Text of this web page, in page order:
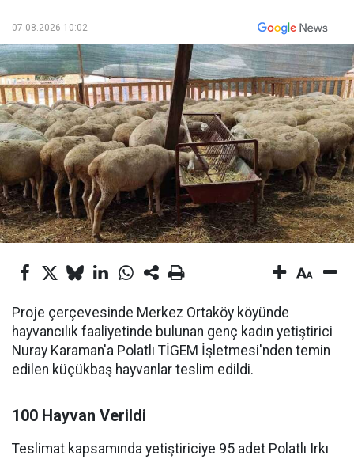
07.08.2026 10:02
Proje çerçevesinde Merkez Ortaköy köyünde
hayvancılık faaliyetinde bulunan genç kadın yetiştirici
Nuray Karaman'a Polatlı TİGEM İşletmesi'nden temin
edilen küçükbaş hayvanlar teslim edildi.
100 Hayvan Verildi
Teslimat kapsamında yetiştiriciye 95 adet Polatlı Irkı